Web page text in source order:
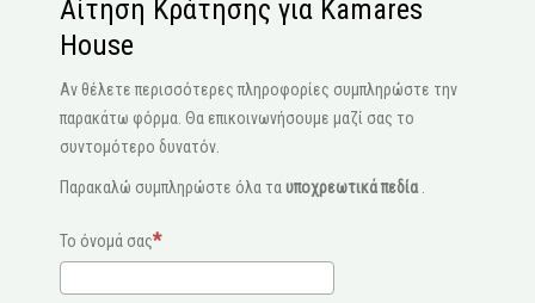
Αίτηση Κράτησης για Kamares
House
Αν θέλετε περισσότερες πληροφορίες συμπληρώστε την
παρακάτω φόρμα. Θα επικοινωνήσουμε μαζί σας το
συντομότερο δυνατόν.
Παρακαλώ συμπληρώστε όλα ταυποχρεωτικά πεδία
Το όνομά σας